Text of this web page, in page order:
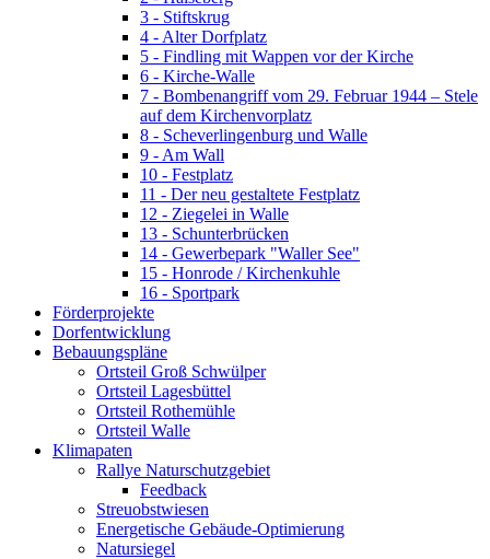
3 - Stiftskrug
4 - Alter Dorfplatz
5 - Findling mit Wappen vor der Kirche
6 - Kirche-Walle
7 - Bombenangriff vom 29. Februar 1944 – Stele
auf dem Kirchenvorplatz
8 - Scheverlingenburg und Walle
9 - Am Wall
10 - Festplatz
11 - Der neu gestaltete Festplatz
12 - Ziegelei in Walle
13 - Schunterbrücken
14 - Gewerbepark "Waller See"
15 - Honrode / Kirchenkuhle
16 - Sportpark
Förderprojekte
Dorfentwicklung
Bebauungspläne
Ortsteil Groß Schwülper
Ortsteil Lagesbüttel
Ortsteil Rothemühle
Ortsteil Walle
Klimapaten
Rallye Naturschutzgebiet
Feedback
Streuobstwiesen
Energetische Gebäude-Optimierung
Natursiegel